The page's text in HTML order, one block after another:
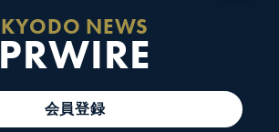
KYODO NEWS
PRWIRE
会員登録